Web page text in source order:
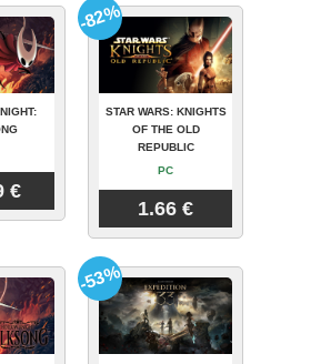
€
STAR WARS: KNIGHTS
OF THE OLD
REPUBLIC
PC
1.66 €
-82%
-53%